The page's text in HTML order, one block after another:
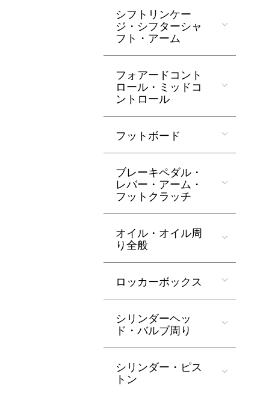
シフトリンケー
ジ・シフターシャ
フト・アーム
フォアードコント
ロール・ミッドコ
ントロール
フットボード
ブレーキペダル・
レバー・アーム・
フットクラッチ
オイル・オイル周
り全般
ロッカーボックス
シリンダーヘッ
ド・バルブ周り
シリンダー・ピス
トン